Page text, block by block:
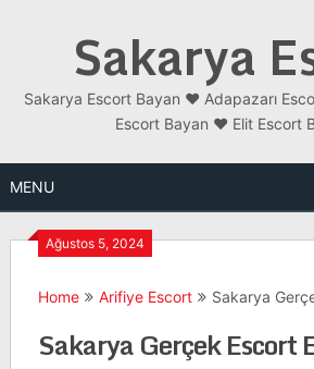
Sakarya
Sakarya Escort Bayan ❤️ Adapazarı
Escort Bayan ❤️ Elit Escort
MENU
Ağustos 5, 2024
Home Arifiye Escort Sakarya
Sakarya Gerçek Escort